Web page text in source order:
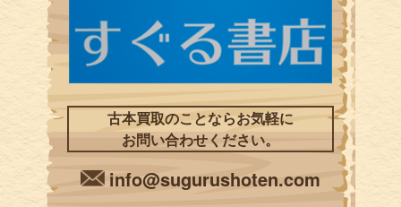
古本買取のことならお気軽に
お問い合わせください。
info@sugurushoten.com